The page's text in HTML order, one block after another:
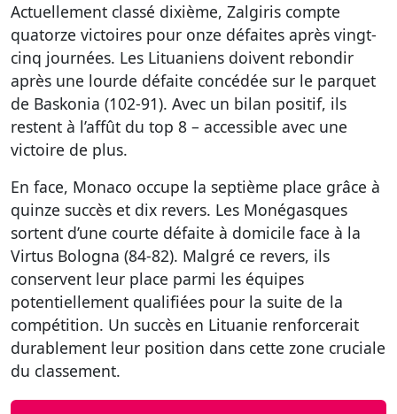
Actuellement classé dixième, Zalgiris compte
quatorze victoires pour onze défaites après vingt-
cinq journées. Les Lituaniens doivent rebondir
après une lourde défaite concédée sur le parquet
de Baskonia (102-91). Avec un bilan positif, ils
restent à l’affût du top 8 – accessible avec une
victoire de plus.
En face, Monaco occupe la septième place grâce à
quinze succès et dix revers. Les Monégasques
sortent d’une courte défaite à domicile face à la
Virtus Bologna (84-82). Malgré ce revers, ils
conservent leur place parmi les équipes
potentiellement qualifiées pour la suite de la
compétition. Un succès en Lituanie renforcerait
durablement leur position dans cette zone cruciale
du classement.